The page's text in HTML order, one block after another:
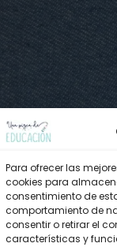
Para ofrecer las
cookies para
consentimiento de
comportamiento de
consentir o retirar el
características y